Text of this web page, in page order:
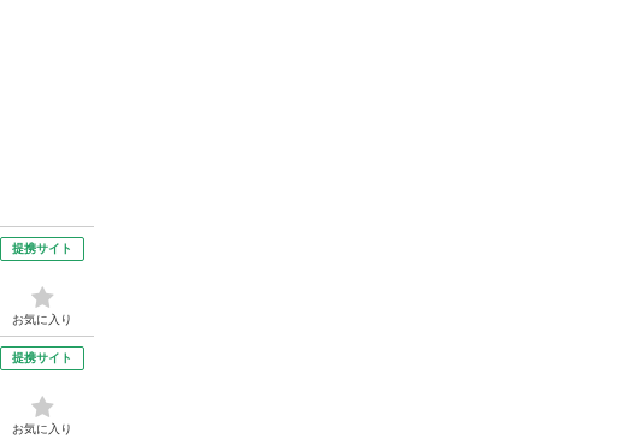
提携サイト
お気に入り
提携サイト
お気に入り